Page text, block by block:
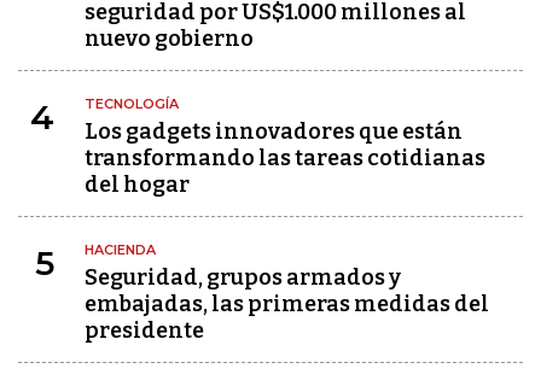
seguridad por US$1.000 millones al
nuevo gobierno
4 TECNOLOGÍA
Los gadgets innovadores que están
transformando las tareas cotidianas
del hogar
5 HACIENDA
Seguridad, grupos armados y
embajadas, las primeras medidas del
presidente